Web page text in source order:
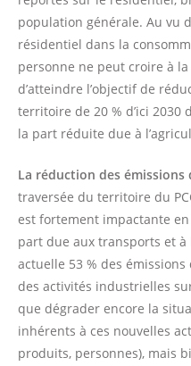
population générale. Au vu
résidentiel dans la
personne ne peut croire à
d’atteindre l’objectif de
territoire de 20 % d’ici 2030
la part réduite due à
La réduction des émissions
traversée du territoire du
est fortement impactante en
part due aux transports et à
actuelle 53 % des
des activités industrielles
que dégrader encore la
inhérents à ces nouvelles
produits, personnes), mais